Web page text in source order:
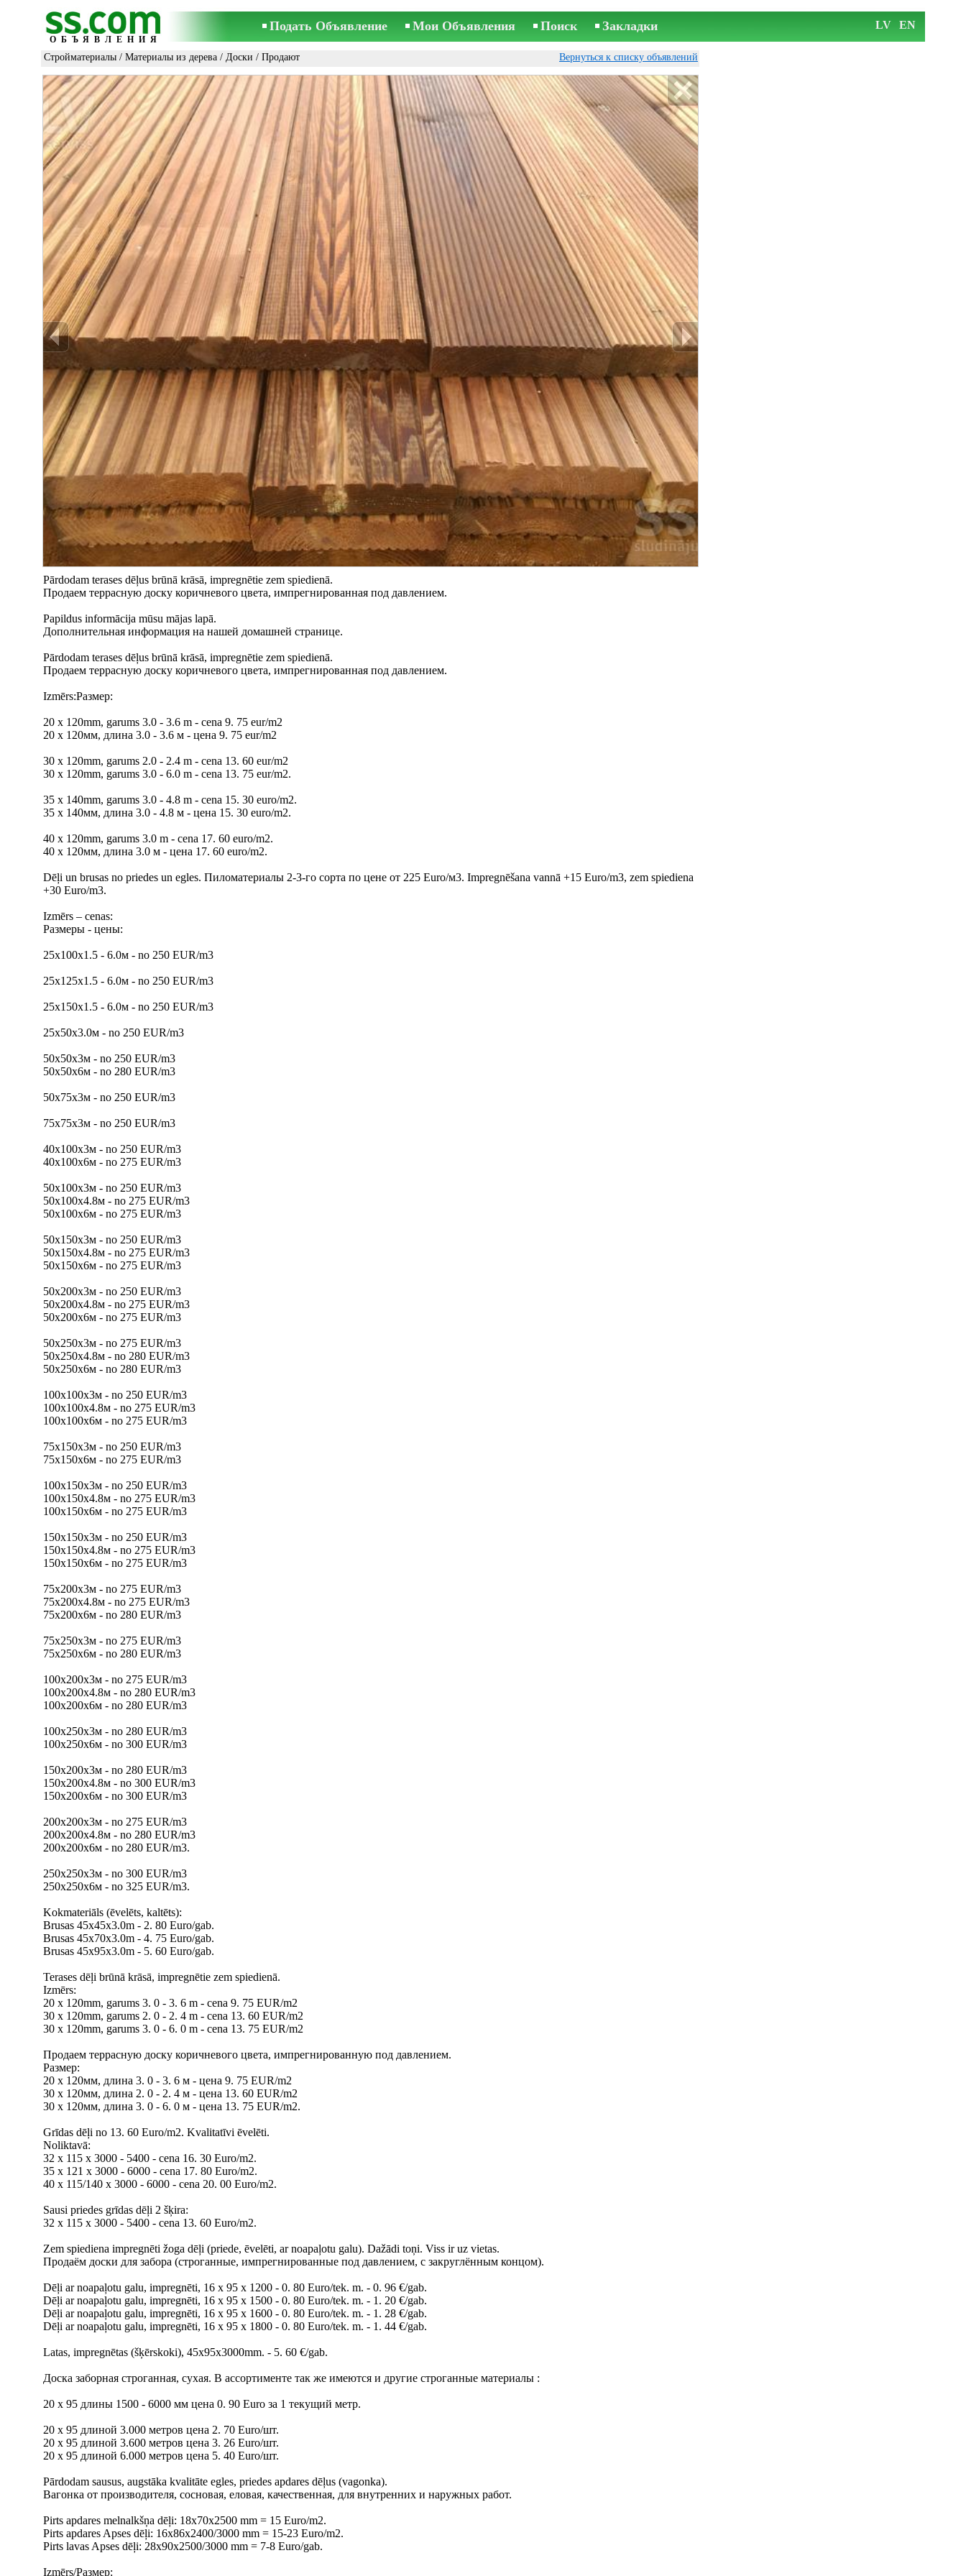
ОБЪЯВЛЕНИЯ
Подать Объявление Мои Объявления Поиск Закладки LV EN
Стройматериалы / Материалы из дерева / Доски / Продают Вернуться к списку объявлений
Pārdodam terases dēļus brūnā krāsā, impregnētie zem spiedienā.
Продаем терpасную доску коричневого цвета, импрегнированная под давлением.
Papildus informācija mūsu mājas lapā.
Дополнительная информация на нашей домашней странице.
Pārdodam terases dēļus brūnā krāsā, impregnētie zem spiedienā.
Продаем терpасную доску коричневого цвета, импрегнированная под давлением.
Izmērs:Размер:
20 x 120mm, garums 3.0 - 3.6 m - cena 9. 75 eur/m2
20 x 120мм, длина 3.0 - 3.6 м - цена 9. 75 eur/m2
30 x 120mm, garums 2.0 - 2.4 m - cena 13. 60 eur/m2
30 x 120mm, garums 3.0 - 6.0 m - cena 13. 75 eur/m2.
35 x 140mm, garums 3.0 - 4.8 m - cena 15. 30 euro/m2.
35 x 140мм, длина 3.0 - 4.8 м - цена 15. 30 euro/m2.
40 x 120mm, garums 3.0 m - cena 17. 60 euro/m2.
40 x 120мм, длина 3.0 м - цена 17. 60 euro/m2.
Dēļi un brusas no priedes un egles. Пиломатериалы 2-3-го сорта по цене от 225 Euro/м3. Impregnēšana vannā +15 Euro/m3, zem spiediena
+30 Euro/m3.
Izmērs – cenas:
Pазмеры - цены:
25х100х1.5 - 6.0м - no 250 EUR/m3
25х125х1.5 - 6.0м - no 250 EUR/m3
25х150х1.5 - 6.0м - no 250 EUR/m3
25х50х3.0м - no 250 EUR/m3
50х50х3м - no 250 EUR/m3
50х50х6м - no 280 EUR/m3
50х75х3м - no 250 EUR/m3
75x75х3м - no 250 EUR/m3
40х100х3м - no 250 EUR/m3
40х100х6м - no 275 EUR/m3
50х100х3м - no 250 EUR/m3
50х100х4.8м - no 275 EUR/m3
50х100х6м - no 275 EUR/m3
50х150х3м - no 250 EUR/m3
50х150х4.8м - no 275 EUR/m3
50х150х6м - no 275 EUR/m3
50х200х3м - no 250 EUR/m3
50х200х4.8м - no 275 EUR/m3
50х200х6м - no 275 EUR/m3
50х250х3м - no 275 EUR/m3
50х250х4.8м - no 280 EUR/m3
50х250х6м - no 280 EUR/m3
100х100х3м - no 250 EUR/m3
100х100х4.8м - no 275 EUR/m3
100х100х6м - no 275 EUR/m3
75х150х3м - no 250 EUR/m3
75х150х6м - no 275 EUR/m3
100х150х3м - no 250 EUR/m3
100х150х4.8м - no 275 EUR/m3
100х150х6м - no 275 EUR/m3
150х150х3м - no 250 EUR/m3
150х150х4.8м - no 275 EUR/m3
150х150х6м - no 275 EUR/m3
75х200х3м - no 275 EUR/m3
75х200х4.8м - no 275 EUR/m3
75х200х6м - no 280 EUR/m3
75х250х3м - no 275 EUR/m3
75х250х6м - no 280 EUR/m3
100х200х3м - no 275 EUR/m3
100х200х4.8м - no 280 EUR/m3
100х200х6м - no 280 EUR/m3
100х250х3м - no 280 EUR/m3
100х250х6м - no 300 EUR/m3
150х200х3м - no 280 EUR/m3
150х200х4.8м - no 300 EUR/m3
150х200х6м - no 300 EUR/m3
200х200х3м - no 275 EUR/m3
200х200х4.8м - no 280 EUR/m3
200х200х6м - no 280 EUR/m3.
250х250х3м - no 300 EUR/m3
250х250х6м - no 325 EUR/m3.
Kokmateriāls (ēvelēts, kaltēts):
Brusas 45x45x3.0m - 2. 80 Euro/gab.
Brusas 45x70x3.0m - 4. 75 Euro/gab.
Brusas 45x95x3.0m - 5. 60 Euro/gab.
Terases dēļi brūnā krāsā, impregnētie zem spiedienā.
Izmērs:
20 x 120mm, garums 3. 0 - 3. 6 m - cena 9. 75 EUR/m2
30 x 120mm, garums 2. 0 - 2. 4 m - cena 13. 60 EUR/m2
30 x 120mm, garums 3. 0 - 6. 0 m - cena 13. 75 EUR/m2
Продаем терpасную доску коричневого цвета, импрегнированную под давлением.
Размер:
20 x 120мм, длина 3. 0 - 3. 6 м - цена 9. 75 EUR/m2
30 x 120мм, длина 2. 0 - 2. 4 м - цена 13. 60 EUR/m2
30 х 120мм, длина 3. 0 - 6. 0 м - цена 13. 75 EUR/m2.
Grīdas dēļi no 13. 60 Euro/m2. Kvalitatīvi ēvelēti.
Noliktavā:
32 х 115 x 3000 - 5400 - cena 16. 30 Euro/m2.
35 х 121 x 3000 - 6000 - cena 17. 80 Euro/m2.
40 х 115/140 x 3000 - 6000 - cena 20. 00 Euro/m2.
Sausi priedes grīdas dēļi 2 šķira:
32 х 115 x 3000 - 5400 - cena 13. 60 Euro/m2.
Zem spiediena impregnēti žoga dēļi (priede, ēvelēti, ar noapaļotu galu). Dažādi toņi. Viss ir uz vietas.
Продаём доски для забора (строганные, импрегнированные под давлением, с закруглённым концом).
Dēļi ar noapaļotu galu, impregnēti, 16 x 95 x 1200 - 0. 80 Euro/tek. m. - 0. 96 €/gab.
Dēļi ar noapaļotu galu, impregnēti, 16 x 95 x 1500 - 0. 80 Euro/tek. m. - 1. 20 €/gab.
Dēļi ar noapaļotu galu, impregnēti, 16 x 95 x 1600 - 0. 80 Euro/tek. m. - 1. 28 €/gab.
Dēļi ar noapaļotu galu, impregnēti, 16 x 95 x 1800 - 0. 80 Euro/tek. m. - 1. 44 €/gab.
Latas, impregnētas (šķērskoki), 45x95x3000mm. - 5. 60 €/gab.
Доска заборная строганная, сухая. В ассортименте так же имеются и другие строганные материалы :
20 х 95 длины 1500 - 6000 мм цена 0. 90 Euro за 1 текущий метр.
20 х 95 длиной 3.000 метров цена 2. 70 Euro/шт.
20 х 95 длиной 3.600 метров цена 3. 26 Euro/шт.
20 х 95 длиной 6.000 метров цена 5. 40 Euro/шт.
Pārdodam sausus, augstāka kvalitāte egles, priedes apdares dēļus (vagonka).
Вагонка от производителя, сосновая, еловая, качественная, для внутренних и наружных работ.
Pirts apdares melnalkšņa dēļi: 18x70x2500 mm = 15 Euro/m2.
Pirts apdares Apses dēļi: 16x86x2400/3000 mm = 15-23 Euro/m2.
Pirts lavas Apses dēļi: 28x90x2500/3000 mm = 7-8 Euro/gab.
Izmērs/Размер: